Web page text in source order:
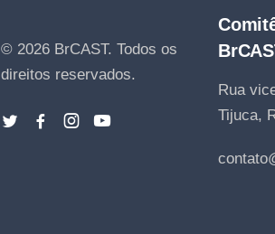
© 2026 BrCAST. Todos os
direitos reservados.
Rua
Tijuca,